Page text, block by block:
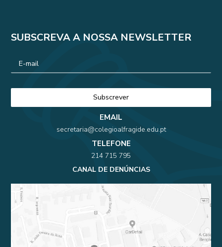
SUBSCREVA A NOSSA NEWSLETTER
EMAIL
secretaria@colegioalfragide.edu.pt
TELEFONE
214 715 795
CANAL DE DENÚNCIAS